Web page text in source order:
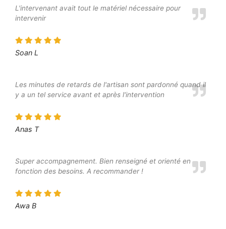
L'intervenant avait tout le matériel nécessaire pour
intervenir
Soan L
Les minutes de retards de l'artisan sont pardonné quand il
y a un tel service avant et après l'intervention
Anas T
Super accompagnement. Bien renseigné et orienté en
fonction des besoins. A recommander !
Awa B